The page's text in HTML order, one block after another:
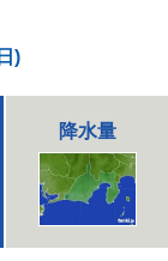
)
降水量